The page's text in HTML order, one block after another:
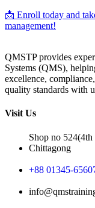
📩 Enroll today and
management!
QMSTP provides
Systems (QMS),
excellence,
quality standards with
Visit Us
Shop no
Chittagong
+88 01345-